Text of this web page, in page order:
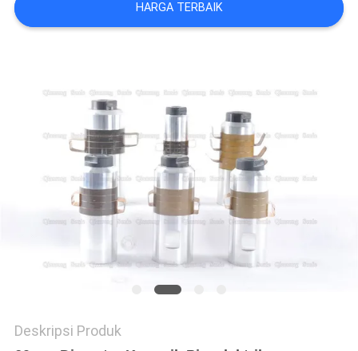
KEBIJAKAN
PRIVASI
HARGA TERBAIK
Deskripsi Produk